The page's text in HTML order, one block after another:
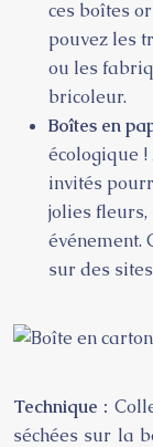
ces boîtes
pouvez les
ou les
bricoleur.
Boîtes en
écologique
invités
jolies
événement.
sur des
Technique :
séchées sur la